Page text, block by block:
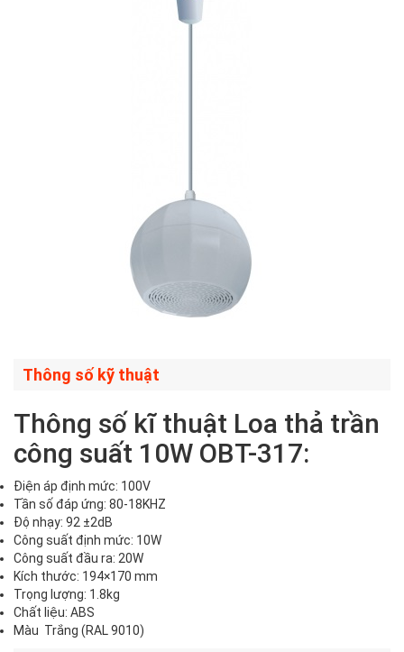
Thông số kỹ thuật
Thông số kĩ thuật Loa thả trần
công suất 10W OBT-317:
Điện áp định mức: 100V
Tần số đáp ứng: 80-18KHZ
Độ nhạy: 92 ±2dB
Công suất định mức: 10W
Công suất đầu ra: 20W
Kích thước: 194×170 mm
Trọng lượng: 1.8kg
Chất liệu: ABS
Màu Trắng (RAL 9010)